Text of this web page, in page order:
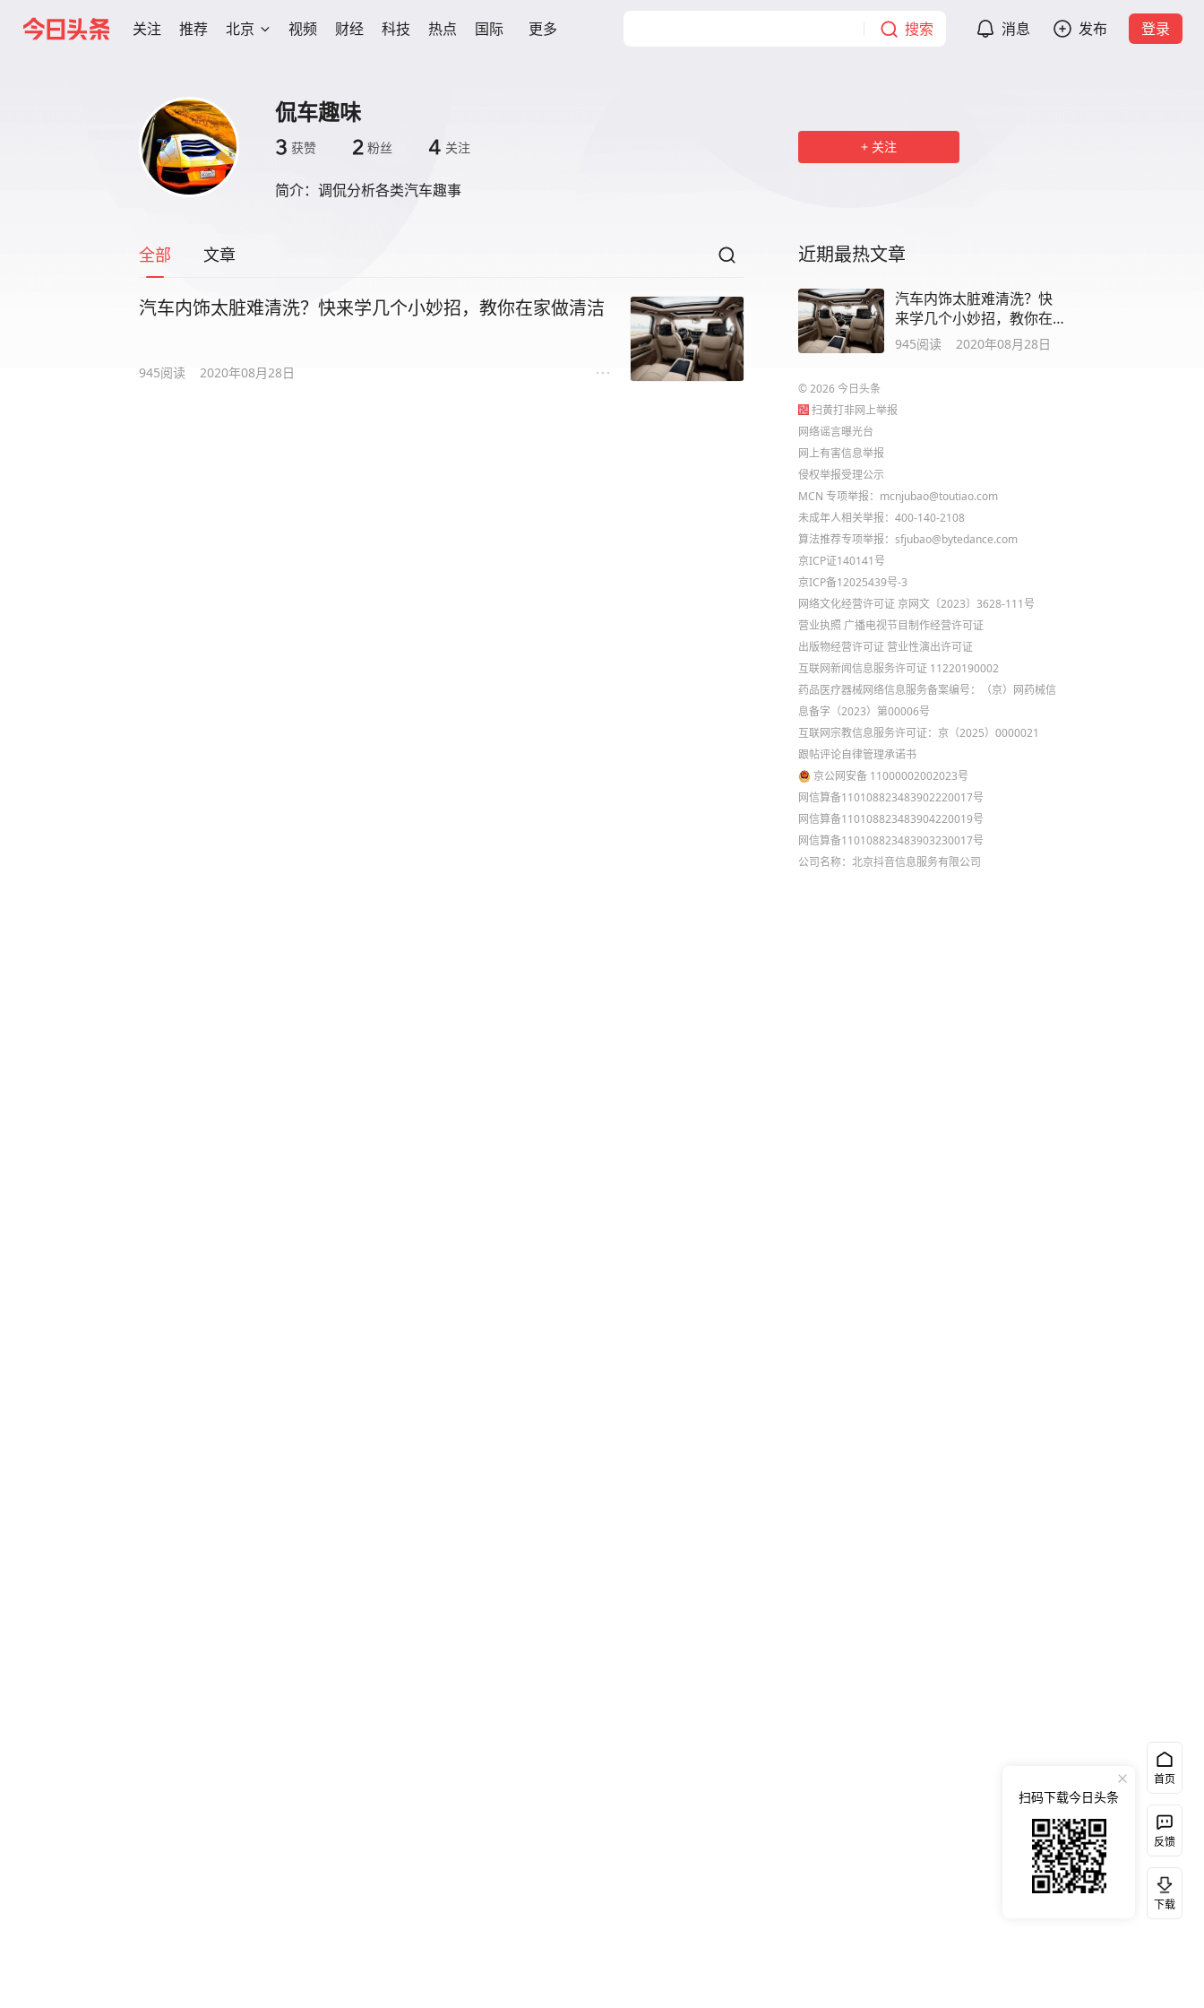
关注 推荐 北京 视频 财经 科技 热点 国际 更多 搜索 消息 发布 登录
侃车趣味
3 获赞 2 粉丝 4 关注
简介： 调侃分析各类汽车趣事
关注
全部 文章
汽车内饰太脏难清洗？快来学几个小妙招，教你在家做清洁
945阅读 2020年08月28日
近期最热文章
汽车内饰太脏难清洗？快
来学几个小妙招，教你在
家做清洁
945阅读 2020年08月28日
©2026今日头条
扫黄打非网上举报
网络谣言曝光台
网上有害信息举报
侵权举报受理公示
MCN 专项举报：mcnjubao@toutiao.com
未成年人相关举报：400-140-2108
算法推荐专项举报：sfjubao@bytedance.com
京ICP证140141号
京ICP备12025439号-3
网络文化经营许可证 京网文〔2023〕3628-111号
营业执照 广播电视节目制作经营许可证
出版物经营许可证 营业性演出许可证
互联网新闻信息服务许可证 11220190002
药品医疗器械网络信息服务备案编号：（京）网药械信
息备字（2023）第00006号
互联网宗教信息服务许可证：京（2025）0000021
跟帖评论自律管理承诺书
京公网安备 11000002002023号
网信算备110108823483902220017号
网信算备110108823483904220019号
网信算备110108823483903230017号
公司名称：北京抖音信息服务有限公司
首页
反馈
下载
扫码下载今日头条